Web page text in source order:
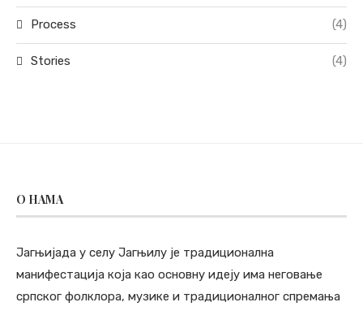
Process (4)
Stories (4)
O НАМА
Јагњијада у селу Јагњилу је традиционална
манифестација која као основну идеју има неговање
српског фолклора, музике и традиционалног спремања